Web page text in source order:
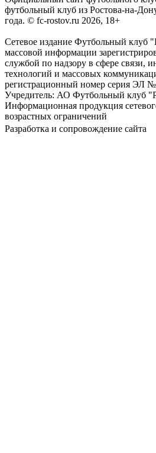
футбольный клуб из Ростова-на-
года. © fc-rostov.ru 2026, 18+
Сетевое издание Футбольный клуб
массовой информации
службой по надзору в сфере связи,
технологий и массовых
регистрационный номер серия ЭЛ
Учредитель: АО Футбольный клуб
Информационная продукция
возрастных ограничений
Разработка и сопровождение сайта